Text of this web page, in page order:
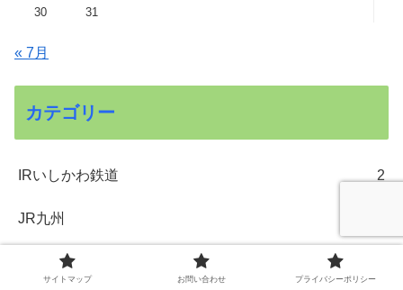
30
31
« 7月
カテゴリー
IRいしかわ鉄道 2
JR九州
JR北海道
サイトマップ お問い合わせ プライバシーポリシー